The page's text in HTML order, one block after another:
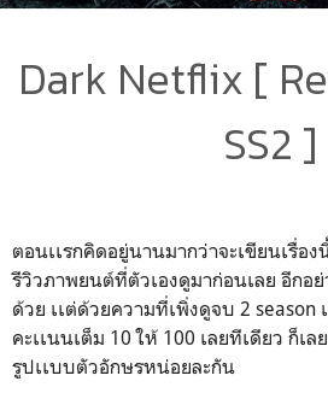
Dark Netflix [
SS2 ]
ตอนเเรกคิดอยู่นานมากว่าจะเขียนเรื่อง
รีวิวภาพยนต์ที่ตัวเองดูมาก่อนเลย อีกอย่
ด้วย เเต่ด้วยความที่เพิ่งดูจบ 2 season
คะเเนนเต็ม 10 ให้ 100 เลยทีเดียว ก็เ
รูปเเบบตัวอักษรหน่อยละกัน